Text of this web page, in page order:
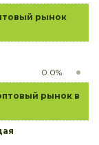
рынок
0.0%
рынок в